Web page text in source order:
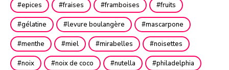
epices fraises framboises fruits
gélatine levure boulangère mascarpone
menthe miel mirabelles noisettes
noix noix de coco nutella philadelphia